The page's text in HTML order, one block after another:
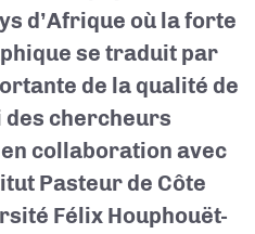
d’Afrique où la forte
se traduit par
de la qualité de
des chercheurs
en collaboration avec
Pasteur de Côte
Félix Houphouët-